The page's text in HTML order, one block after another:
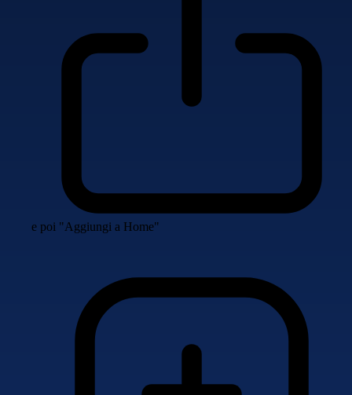
e poi "Aggiungi a Home"